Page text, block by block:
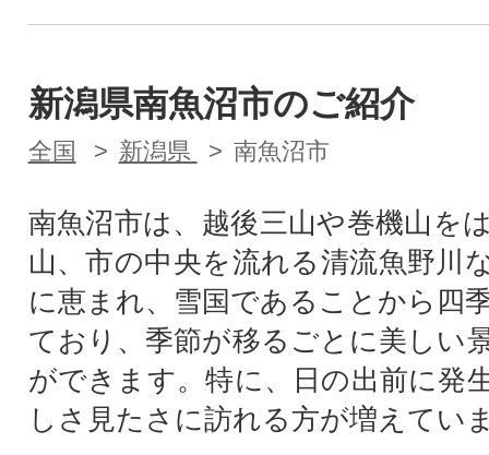
新潟県南魚沼市のご紹介
全国 新潟県 南魚沼市
南魚沼市は、越後三山や巻機山を
山、市の中央を流れる清流魚野川
に恵まれ、雪国であることから四
ており、季節が移るごとに美しい
ができます。特に、日の出前に発
しさ見たさに訪れる方が増えてい